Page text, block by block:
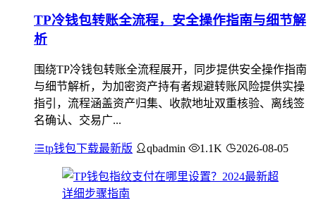
TP冷钱包转账全流程，安全操作指南与细节解
析
围绕TP冷钱包转账全流程展开，同步提供安全操作指南
与细节解析，为加密资产持有者规避转账风险提供实操
指引，流程涵盖资产归集、收款地址双重核验、离线签
名确认、交易广...
tp钱包下载最新版 qbadmin 1.1K 2026-08-05